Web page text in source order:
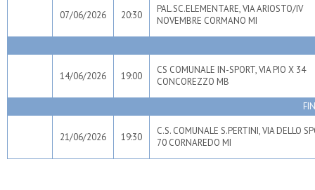
07/06/2026 20:30
PAL.SC.ELEMENTARE, VIA ARIOSTO/IV
NOVEMBRE CORMANO MI
14/06/2026 19:00
CS COMUNALE IN-SPORT, VIA PIO X 34
CONCOREZZO MB
21/06/2026 19:30
C.S. COMUNALE S.PERTINI, VIA DELLO
70 CORNAREDO MI